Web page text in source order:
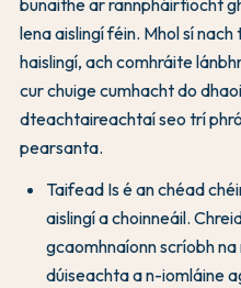
bunaithe ar rannpháirtíocht
lena aislingí féin. Mhol sí
haislingí, ach comhráite
cur chuige cumhacht do
dteachtaireachtaí seo trí
pearsanta.
Taifead Is é an chéad
aislingí a choinneáil.
gcaomhnaíonn scríobh
dúiseachta a n-iomláine